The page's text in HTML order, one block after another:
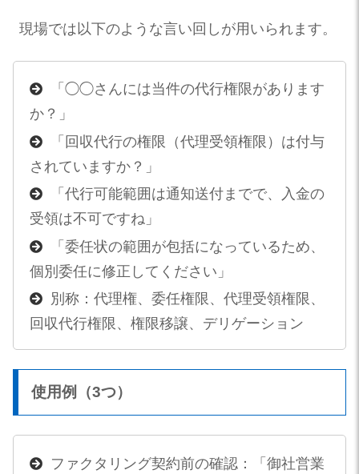
現場では以下のような言い回しが用いられます。
「◯◯さんには当件の代行権限があります
か？」
「回収代行の権限（代理受領権限）は付与
されていますか？」
「代行可能範囲は通知送付までで、入金の
受領は不可ですね」
「委任状の範囲が包括になっているため、
個別委任に修正してください」
別称：代理権、委任権限、代理受領権限、
回収代行権限、権限移譲、デリゲーション
使用例（3つ）
ファクタリング契約前の確認：「御社営業